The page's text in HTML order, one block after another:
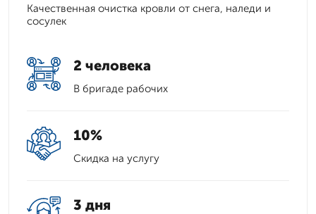
Качественная очистка кровли от снега, наледи и
сосулек
2 человека
В бригаде рабочих
10%
Скидка на услугу
3 дня